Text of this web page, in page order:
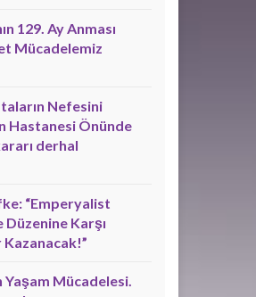
129. Ay Anması
Mücadelemiz
Nefesini
Hastanesi Önünde
derhal
“Emperyalist
Karşı
Yaşam Mücadelesi.